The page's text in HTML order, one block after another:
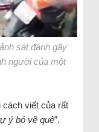
sát đánh gãy
người của một
cách viết của rất
ý bỏ về quê”.